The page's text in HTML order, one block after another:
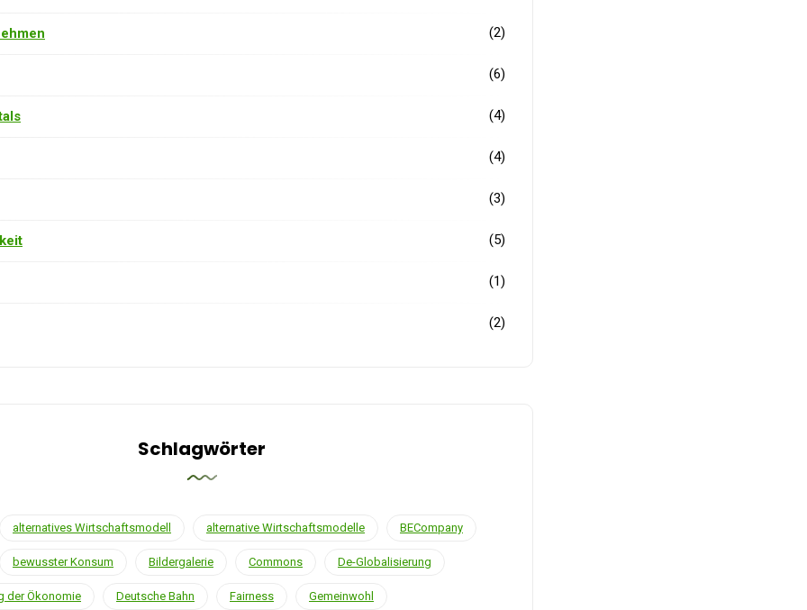
(2)
(6)
(4)
(4)
(3)
(5)
(1)
(2)
Schlagwörter
alternatives Wirtschaftsmodell alternative Wirtschaftsmodelle BECompany
bewusster Konsum Bildergalerie Commons De-Globalisierung
der Ökonomie Deutsche Bahn Fairness Gemeinwohl